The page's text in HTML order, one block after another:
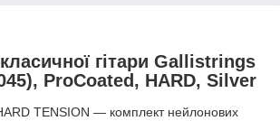
гітари Gallistrings
ProCoated, HARD, Silver
TENSION — комплект нейлонових